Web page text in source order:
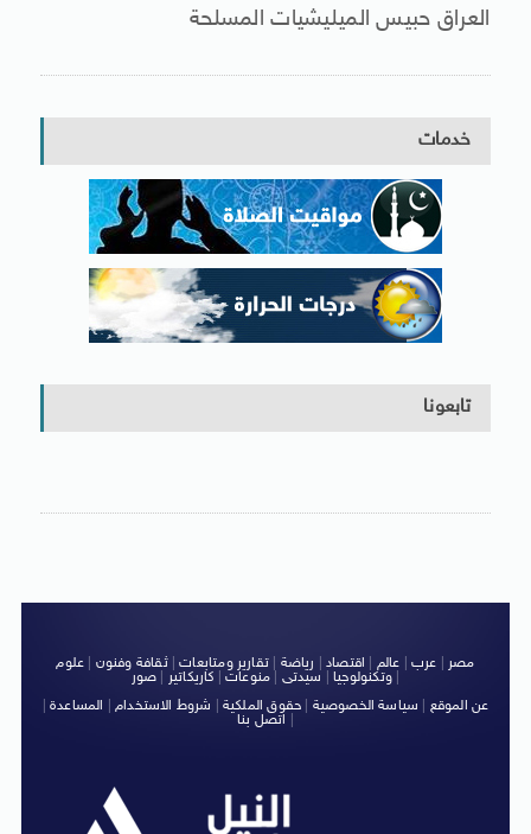
العراق حبيس الميليشيات المسلحة
خدمات
تابعونا
مصر عرب عالم اقتصاد رياضة |تقارير ومتابعات|ثقافة وفنون
علوم
وتكنولوجيا| سيدتى منوعات كاريكاتير صور
|
عن الموقع
سياسة الخصوصية حقوق الملكية شروط الاستخدام| المساعدة|
اتصل بنا